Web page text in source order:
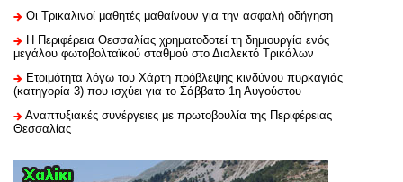
Οι Τρικαλινοί μαθητές μαθαίνουν για την ασφαλή οδήγηση
H Περιφέρεια Θεσσαλίας χρηματοδοτεί τη δημιουργία ενός
μεγάλου φωτοβολταϊκού σταθμού στο Διαλεκτό Τρικάλων
Ετοιμότητα λόγω του Χάρτη πρόβλεψης κινδύνου πυρκαγιάς
(κατηγορία 3) που ισχύει για το Σάββατο 1η Αυγούστου
Αναπτυξιακές συνέργειες με πρωτοβουλία της Περιφέρειας
Θεσσαλίας